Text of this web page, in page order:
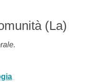
(La)